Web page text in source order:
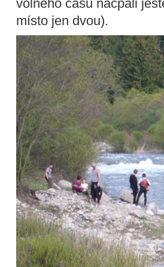
volného času nacpali
místo jen dvou).